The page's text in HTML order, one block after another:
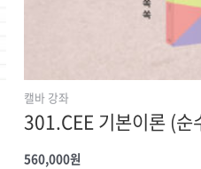
캘바 강좌
301.CEE 기본이론 (순
560,000원